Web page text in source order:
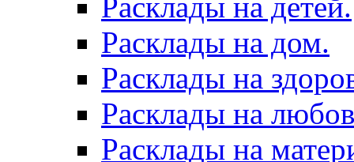
Расклады на дом.
Расклады на
Расклады на
Расклады на